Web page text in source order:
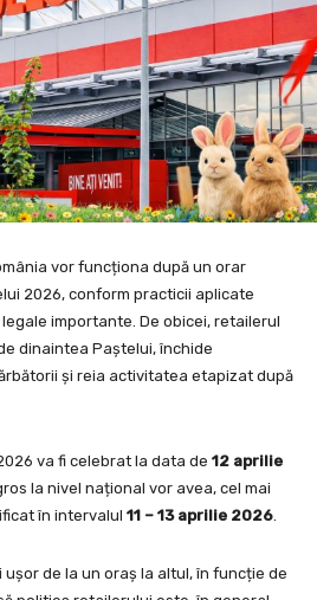
vor funcționa după un orar
2026, conform practicii aplicate
importante. De obicei, retailerul
dinaintea Paștelui, închide
și reia activitatea etapizat după
va fi celebrat la data de 12 aprilie
la nivel național vor avea, cel mai
în intervalul 11 – 13 aprilie 2026.
de la un oraș la altul, în funcție de